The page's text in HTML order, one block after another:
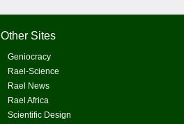
Other Sites
Geniocracy
Rael-Science
Rael News
Rael Africa
Scientific Design